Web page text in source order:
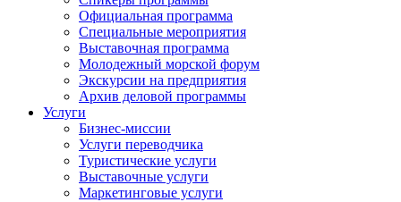
Официальная программа
Специальные мероприятия
Выставочная программа
Молодежный морской форум
Экскурсии на предприятия
Архив деловой программы
Услуги
Бизнес-миссии
Услуги переводчика
Туристические услуги
Выставочные услуги
Маркетинговые услуги